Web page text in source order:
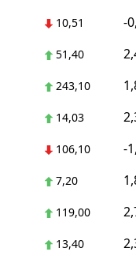
10,51 -
51,40
243,10
14,03
106,10 -
7,20
119,00
13,40